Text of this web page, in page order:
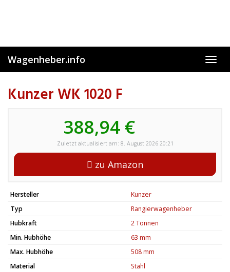
Wagenheber.info
Kunzer WK 1020 F
388,94 €
Zuletzt aktualisiert am: 8. August 2026 20:21
zu Amazon
Hersteller
Kunzer
Typ
Rangierwagenheber
Hubkraft
2 Tonnen
Min. Hubhöhe
63 mm
Max. Hubhöhe
508 mm
Material
Stahl